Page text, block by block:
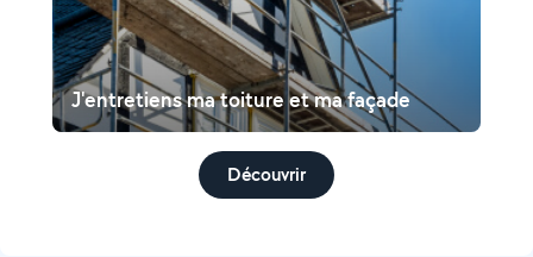
J'entretiens ma toiture et ma façade
Découvrir